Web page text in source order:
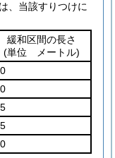
、当該すりつけに
緩和区間の長さ
(単位 メートル)